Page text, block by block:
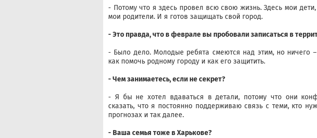
- Потому что я здесь провел всю свою жизнь. Здесь мои
мои родители. И я готов защищать свой город.
- Это правда, что в феврале вы пробовали записаться в
- Было дело. Молодые ребята смеются над этим, но ничего
как помочь родному городу и как его защитить.
- Чем занимаетесь, если не секрет?
- Я бы не хотел вдаваться в детали, потому что они
сказать, что я постоянно поддерживаю связь с теми, кто
прогнозах и так далее.
- Ваша семья тоже в Харькове?